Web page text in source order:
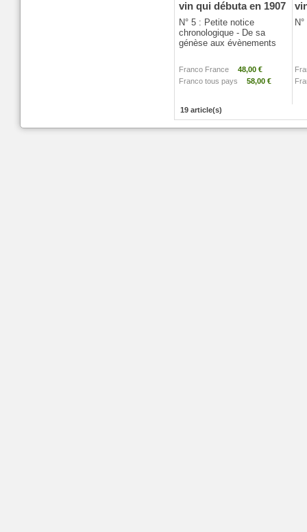
vin qui débuta en 1907
N° 5 : Petite notice
chronologique - De sa
génèse aux évènements
Franco France
48,00 €
Franco tous pays
58,00 €
19 article(s)